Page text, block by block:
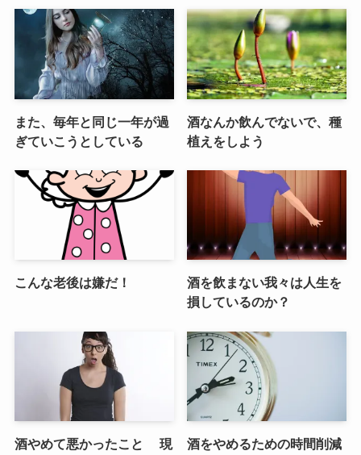
また、毎年と同じ一年が過
ぎていこうとしている
酒なんか飲んでないで、種
植えをしよう
こんな老後は嫌だ！
酒を飲まない我々は人生を
損しているのか？
酒やめて悪かったこと 現
酒をやめるための時間削減